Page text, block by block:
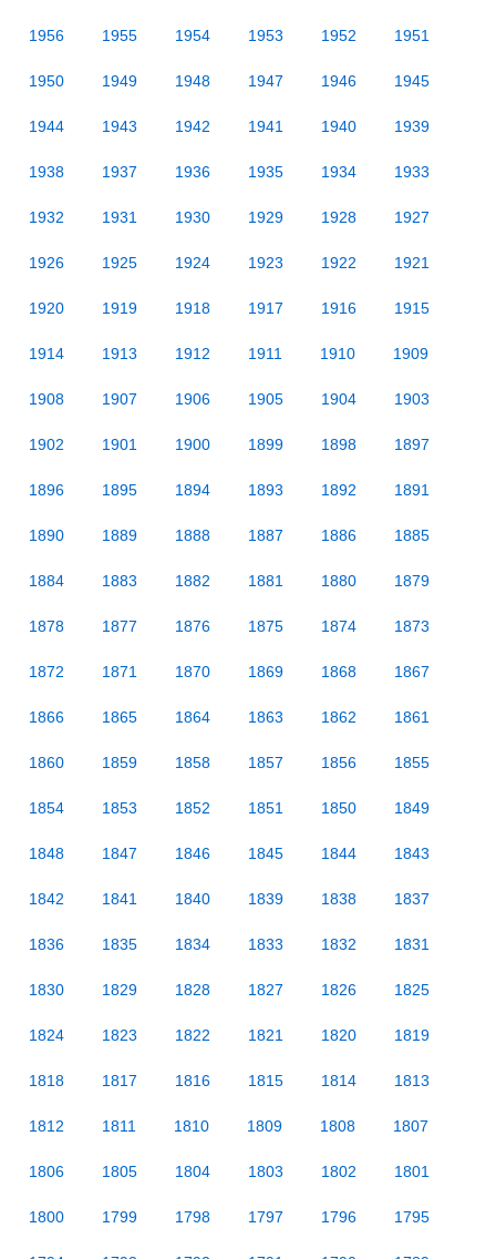
1956 1955 1954 1953 1952 1951
1950 1949 1948 1947 1946 1945
1944 1943 1942 1941 1940 1939
1938 1937 1936 1935 1934 1933
1932 1931 1930 1929 1928 1927
1926 1925 1924 1923 1922 1921
1920 1919 1918 1917 1916 1915
1914 1913 1912 1911 1910 1909
1908 1907 1906 1905 1904 1903
1902 1901 1900 1899 1898 1897
1896 1895 1894 1893 1892 1891
1890 1889 1888 1887 1886 1885
1884 1883 1882 1881 1880 1879
1878 1877 1876 1875 1874 1873
1872 1871 1870 1869 1868 1867
1866 1865 1864 1863 1862 1861
1860 1859 1858 1857 1856 1855
1854 1853 1852 1851 1850 1849
1848 1847 1846 1845 1844 1843
1842 1841 1840 1839 1838 1837
1836 1835 1834 1833 1832 1831
1830 1829 1828 1827 1826 1825
1824 1823 1822 1821 1820 1819
1818 1817 1816 1815 1814 1813
1812 1811 1810 1809 1808 1807
1806 1805 1804 1803 1802 1801
1800 1799 1798 1797 1796 1795